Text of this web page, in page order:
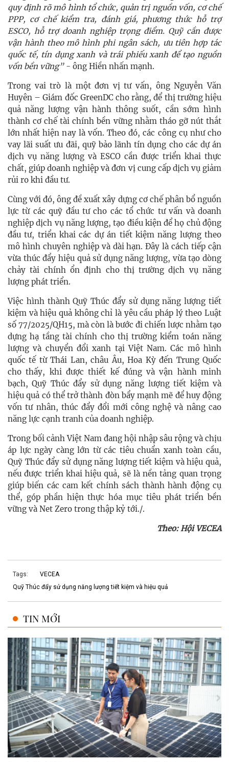
quy định rõ mô hình tổ chức, quản trị nguồn vốn, cơ chế
PPP, cơ chế kiểm tra, đánh giá, phương thức hỗ trợ
ESCO, hỗ trợ doanh nghiệp trọng điểm. Quỹ cần được
vận hành theo mô hình phi ngân sách, ưu tiên hợp tác
quốc tế, tín dụng xanh và trái phiếu xanh để tạo nguồn
vốn bền vững” - ông Hiền nhấn mạnh.
Trong vai trò là một đơn vị tư vấn, ông Nguyễn Văn
Huyên – Giám đốc GreenDC cho rằng, để thị trường hiệu
quả năng lượng vận hành thông suốt, cần sớm hình
thành cơ chế tài chính bền vững nhằm tháo gỡ nút thắt
lớn nhất hiện nay là vốn. Theo đó, các công cụ như cho
vay lãi suất ưu đãi, quỹ bảo lãnh tín dụng cho các dự án
dịch vụ năng lượng và ESCO cần được triển khai thực
chất, giúp doanh nghiệp và đơn vị cung cấp dịch vụ giảm
rủi ro khi đầu tư.
Cùng với đó, ông đề xuất xây dựng cơ chế phân bổ nguồn
lực từ các quỹ đầu tư cho các tổ chức tư vấn và doanh
nghiệp dịch vụ năng lượng, tạo điều kiện để họ chủ động
đầu tư, triển khai các dự án tiết kiệm năng lượng theo
mô hình chuyên nghiệp và dài hạn. Đây là cách tiếp cận
vừa thúc đẩy hiệu quả sử dụng năng lượng, vừa tạo dòng
chảy tài chính ổn định cho thị trường dịch vụ năng
lượng phát triển.
Việc hình thành Quỹ Thúc đẩy sử dụng năng lượng tiết
kiệm và hiệu quả không chỉ là yêu cầu pháp lý theo Luật
số 77/2025/QH15, mà còn là bước đi chiến lược nhằm tạo
dựng hạ tầng tài chính cho thị trường kiểm toán năng
lượng và chuyển đổi xanh tại Việt Nam. Các mô hình
quốc tế từ Thái Lan, châu Âu, Hoa Kỳ đến Trung Quốc
cho thấy, khi được thiết kế đúng và vận hành minh
bạch, Quỹ Thúc đẩy sử dụng năng lượng tiết kiệm và
hiệu quả có thể trở thành đòn bẩy mạnh mẽ để huy động
vốn tư nhân, thúc đẩy đổi mới công nghệ và nâng cao
năng lực cạnh tranh của doanh nghiệp.
Trong bối cảnh Việt Nam đang hội nhập sâu rộng và chịu
áp lực ngày càng lớn từ các tiêu chuẩn xanh toàn cầu,
Quỹ Thúc đẩy sử dụng năng lượng tiết kiệm và hiệu quả,
nếu được triển khai hiệu quả, sẽ là nền tảng quan trọng
giúp biến các cam kết chính sách thành hành động cụ
thể, góp phần hiện thực hóa mục tiêu phát triển bền
vững và Net Zero trong thập kỷ tới./.
Theo: Hội VECEA
Tags:
VECEA
Quỹ Thúc đẩy sử dụng năng lượng tiết kiệm và hiệu quả
TIN MỚI